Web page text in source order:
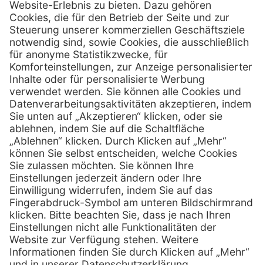
Henry Schein Medical GmbH
Alt-Moabit 96 b
D-10559 Berlin
Telefon: 0800 - 888 777 6
Telefax: 0800 - 888 777 8
E-Mail: info @ henryschein-med.de
Services
Fernwartung
Vorteile
Eigenmarke
Leasing
Techn. Service
Kataloge
Hilfe
FAQs
Kontakt
Lob & Kritik
Außendienst
Retoure
E-Rechnung
Zertifikat Rechtliches